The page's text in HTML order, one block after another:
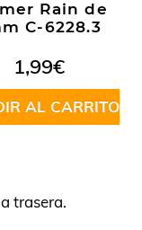
Rain de
C-6228.3
1,99€
AL CARRITO
trasera.